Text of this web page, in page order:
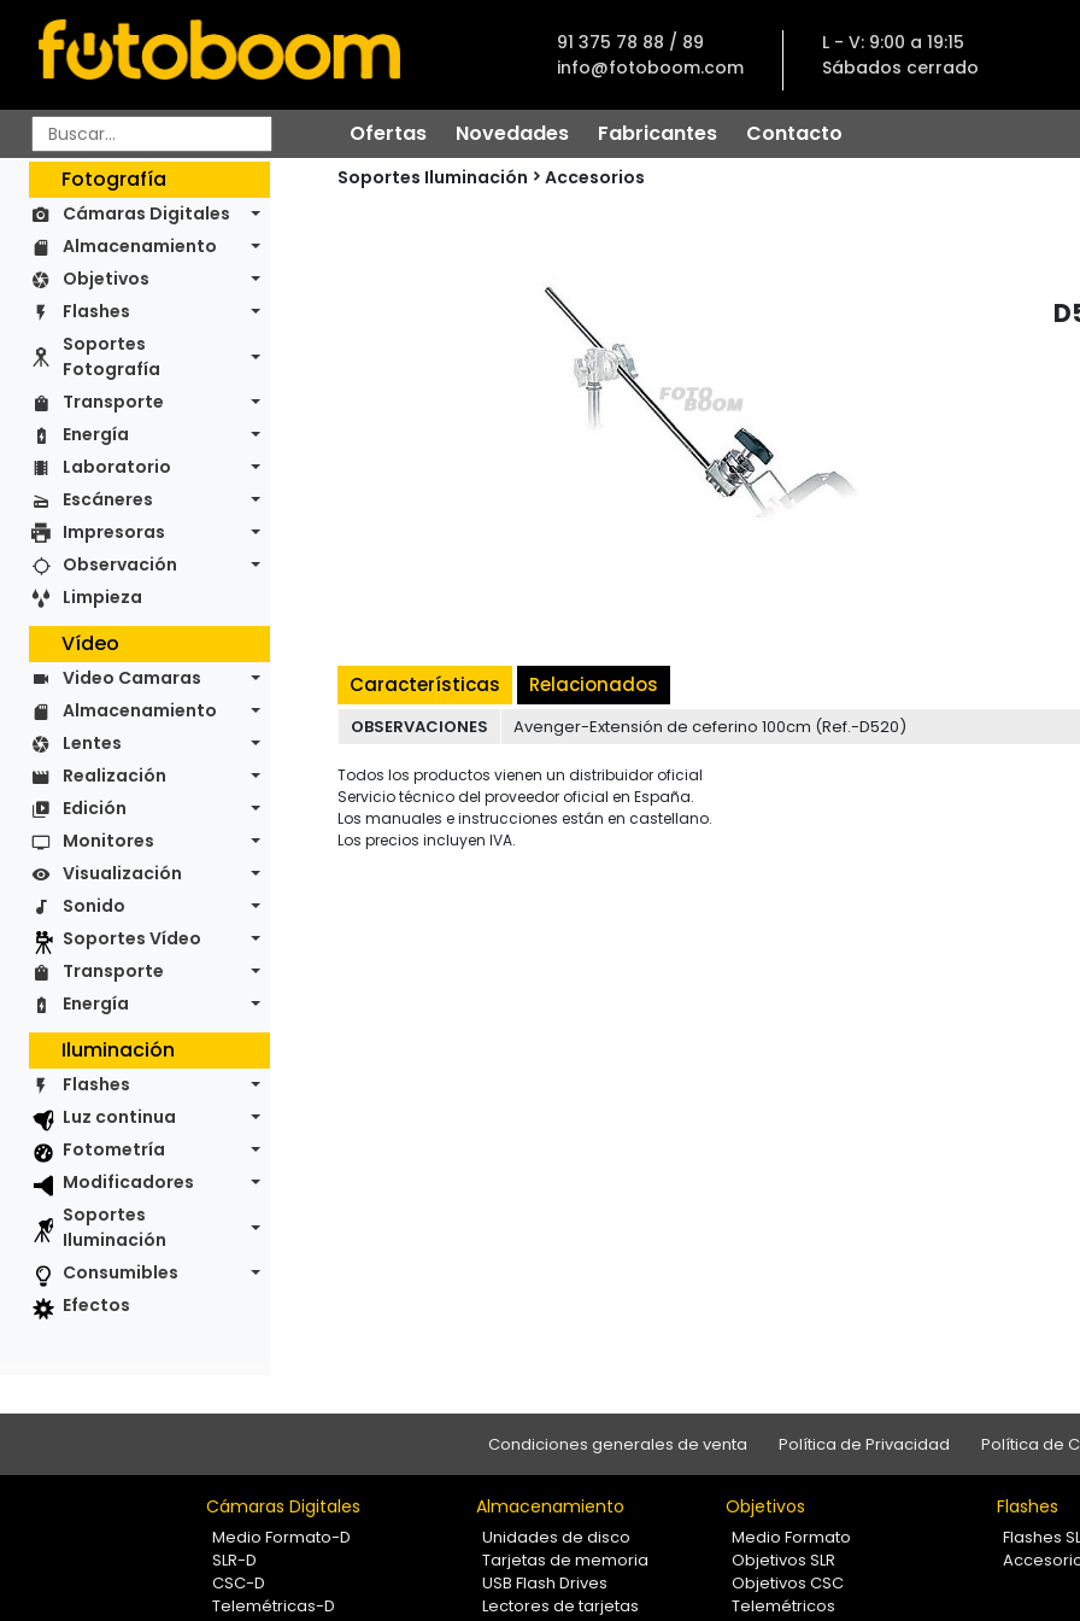
91 375 78 88 / 89
info@fotoboom.com
L - V: 9:00 a 19:15
Sábados cerrado
Ofertas Novedades Fabricantes
Contacto
Fotografía
Cámaras Digitales
Almacenamiento
Objetivos
Flashes
Soportes
Fotografía
Transporte
Energía
Laboratorio
Escáneres
Impresoras
Observación
Limpieza
Vídeo
Video Camaras
Almacenamiento
Lentes
Realización
Edición
Monitores
Visualización
Sonido
Soportes Vídeo
Transporte
Energía
Iluminación
Flashes
Luz continua
Fotometría
Modificadores
Soportes
Iluminación
Consumibles
Efectos
Soportes Iluminación Accesorios
Características Relacionados
OBSERVACIONES Avenger-Extensión de ceferino 100cm (Ref.-D520)
Todos los productos vienen un distribuidor oficial
Servicio técnico del proveedor oficial en España.
Los manuales e instrucciones están en castellano.
Los precios incluyen IVA.
Condiciones generales de venta Política de Privacidad Política de
Cámaras Digitales
Medio Formato-D
SLR-D
CSC-D
Telemétricas-D
Almacenamiento
Unidades de disco
Tarjetas de memoria
USB Flash Drives
Lectores de tarjetas
Objetivos
Medio Formato
Objetivos SLR
Objetivos CSC
Telemétricos
Flashes
Flashes